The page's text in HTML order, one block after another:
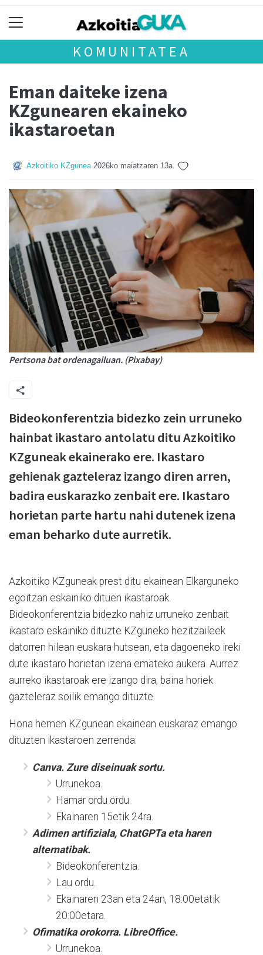
KOMUNITATEA
Eman daiteke izena
KZgunearen ekaineko
ikastaroetan
Azkoitiko KZgunea 2026ko maiatzaren 13a
Pertsona bat ordenagailuan. (Pixabay)
Bideokonferentzia bidezko zein urruneko
hainbat ikastaro antolatu ditu Azkoitiko
KZguneak ekainerako ere. Ikastaro
gehienak gazteleraz izango diren arren,
badira euskarazko zenbait ere. Ikastaro
horietan parte hartu nahi dutenek izena
eman beharko dute aurretik.
Azkoitiko KZguneak prest ditu ekainean Elkarguneko
egoitzan eskainiko dituen ikastaroak.
Bideokonferentzia bidezko nahiz urruneko zenbait
ikastaro eskainiko dituzte KZguneko hezitzaileek
datorren hilean euskara hutsean, eta dagoeneko ireki
dute ikastaro horietan izena emateko aukera. Aurrez
aurreko ikastaroak ere izango dira, baina horiek
gazteleraz soilik emango dituzte.
Hona hemen KZgunean ekainean euskaraz emango
dituzten ikastaroen zerrenda:
Canva. Zure diseinuak sortu.
Urrunekoa.
Hamar ordu ordu.
Ekainaren 15etik 24ra.
Adimen artifiziala, ChatGPTa eta haren
alternatibak.
Bideokonferentzia.
Lau ordu.
Ekainaren 23an eta 24an, 18:00etatik
20:00etara.
Ofimatika orokorra. LibreOffice.
Urrunekoa.